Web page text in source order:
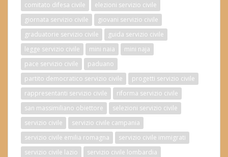
comitato difesa civile
elezioni servizio civile
giornata servizio civile
giovani servizio civile
graduatorie servizio civile
guida servizio civile
legge servizio civile
mini naia
mini naja
pace servizio civile
paduano
partito democratico servizio civile
progetti servizio civile
rappresentanti servizio civile
riforma servizio civile
san massimiliano obiettore
selezioni servizio civile
servizio civile
servizio civile campania
servizio civile emilia romagna
servizio civile immigrati
servizio civile lazio
servizio civile lombardia